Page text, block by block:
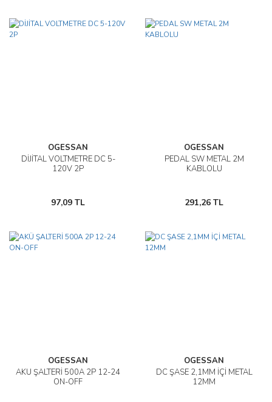
OGESSAN
DİJİTAL VOLTMETRE DC 5-
120V 2P
97,09 TL
OGESSAN
PEDAL SW METAL 2M
KABLOLU
291,26 TL
OGESSAN
AKÜ ŞALTERİ 500A 2P 12-24
ON-OFF
OGESSAN
DC ŞASE 2,1MM İÇİ METAL
12MM